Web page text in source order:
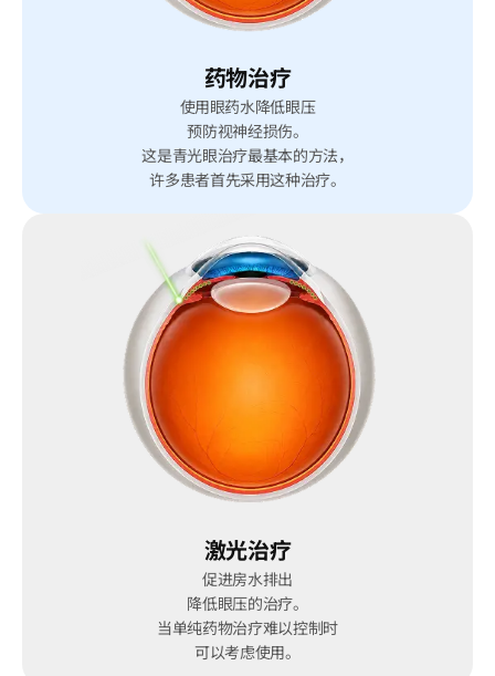
药物治疗
使用眼药水降低眼压
预防视神经损伤。
这是青光眼治疗最基本的方法，
许多患者首先采用这种治疗。
激光治疗
促进房水排出
降低眼压的治疗。
当单纯药物治疗难以控制时
可以考虑使用。